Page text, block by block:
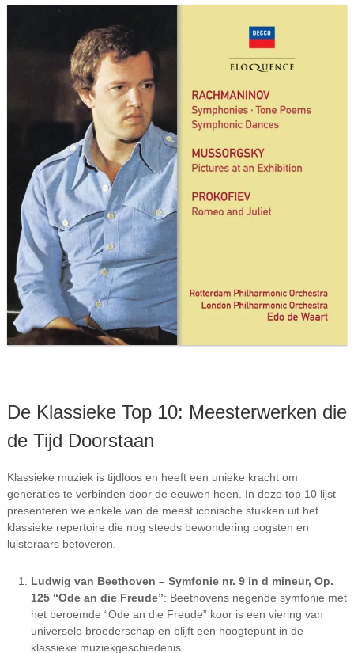
De Klassieke Top 10: Meesterwerken die
de Tijd Doorstaan
Klassieke muziek is tijdloos en heeft een unieke kracht om
generaties te verbinden door de eeuwen heen. In deze top 10 lijst
presenteren we enkele van de meest iconische stukken uit het
klassieke repertoire die nog steeds bewondering oogsten en
luisteraars betoveren.
Ludwig van Beethoven – Symfonie nr. 9 in d mineur, Op.
125 “Ode an die Freude”: Beethovens negende symfonie met
het beroemde “Ode an die Freude” koor is een viering van
universele broederschap en blijft een hoogtepunt in de
klassieke muziekgeschiedenis.